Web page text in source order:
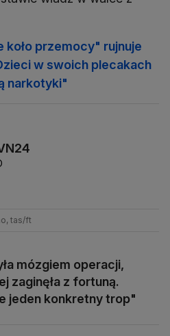
koło przemocy" rujnuje
w swoich plecakach
narkotyki"
tas/ft
mózgiem operacji,
zaginęła z fortuną.
jeden konkretny trop"